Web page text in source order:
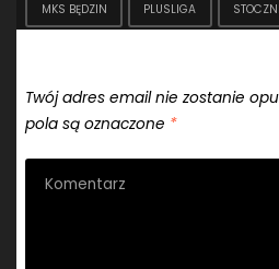
MKS BĘDZIN PLUSLIGA
Twój adres email nie zostanie
pola są oznaczone *